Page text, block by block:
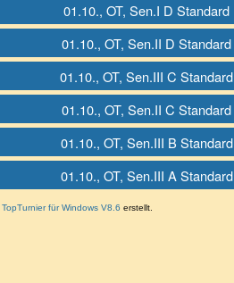
01.10., OT, Sen.I D Standard
01.10., OT, Sen.II D Standard
01.10., OT, Sen.III C Standard
01.10., OT, Sen.II C Standard
01.10., OT, Sen.III B Standard
01.10., OT, Sen.III A Standard
TopTurnier für Windows V8.6 erstellt.